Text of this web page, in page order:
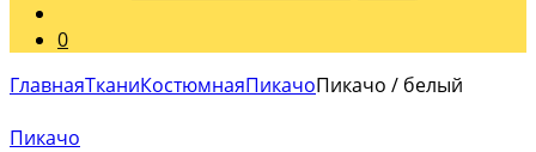
0
ГлавнаяТканиКостюмнаяПикачоПикачо / белый
Пикачо